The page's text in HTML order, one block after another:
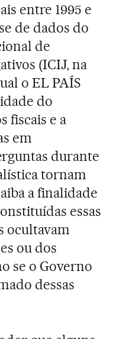
entre 1995 e
de dados do
de
(ICIJ, na
o EL PAÍS
do
fiscais e a
em
durante
tornam
a finalidade
essas
ocultavam
ou dos
se o Governo
dessas